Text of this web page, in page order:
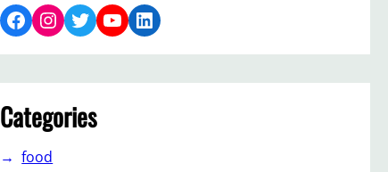
Facebook Instagram Twitter YouTube LinkedIn
Categories
food